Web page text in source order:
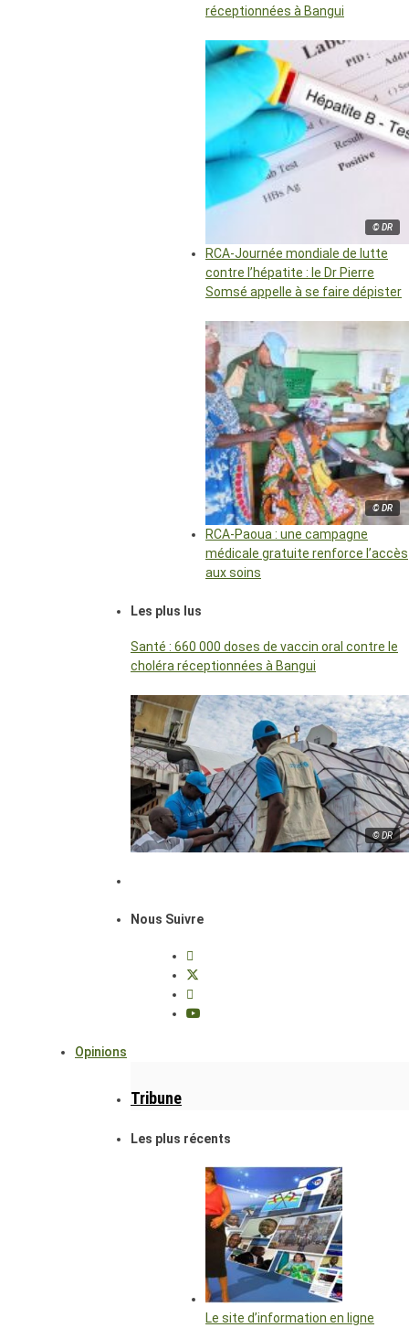
réceptionnées à Bangui
© DR
RCA-Journée mondiale de lutte
contre l’hépatite : le Dr Pierre
Somsé appelle à se faire dépister
© DR
RCA-Paoua : une campagne
médicale gratuite renforce l’accès
aux soins
Les plus lus
Santé : 660 000 doses de vaccin oral contre le
choléra réceptionnées à Bangui
© DR
Nous Suivre
Opinions
Tribune
Les plus récents
Le site d’information en ligne